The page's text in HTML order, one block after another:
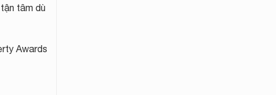
tâm dù
Awards